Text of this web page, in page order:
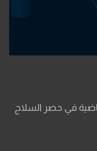
في حصر السلاح